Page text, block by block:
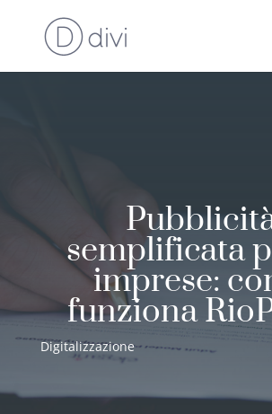
semplificata
imprese:
funziona
Digitalizzazione